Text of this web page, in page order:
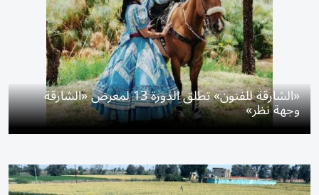
«الشارقة للفنون» تطلق الدورة 13 لمعرض «الشارقة
وجهة نظر»